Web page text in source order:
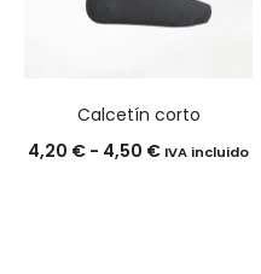
9,50 €
Calcetín corto
4,20 € - 4,50 €Rango
IVA incluido